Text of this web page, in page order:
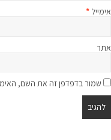
אימייל *
אתר
שמור בדפדפן זה את השם,